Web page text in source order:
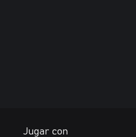
Jugar con